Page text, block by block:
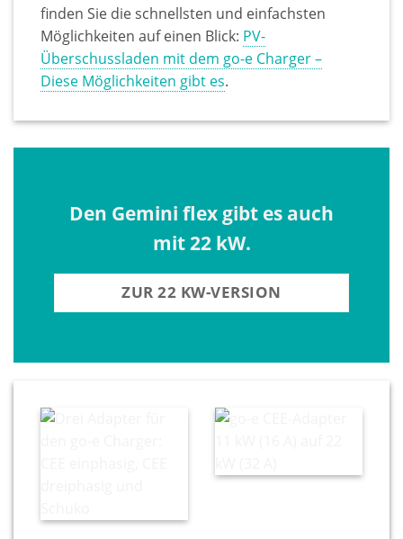
finden Sie die schnellsten und einfachsten
Möglichkeiten auf einen Blick: PV-
Überschussladen mit dem go-e Charger –
Diese Möglichkeiten gibt es.
Den Gemini flex gibt es auch
mit 22 kW.
ZUR 22 KW-VERSION